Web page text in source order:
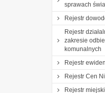
sprawach
Rejestr
Rejestr
zakresie
komunalnych
Rejestr
Rejestr Cen
Rejestr